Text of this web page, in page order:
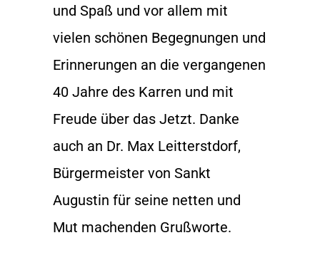
und Spaß und vor allem mit
vielen schönen Begegnungen und
Erinnerungen an die vergangenen
40 Jahre des Karren und mit
Freude über das Jetzt. Danke
auch an Dr. Max Leitterstdorf,
Bürgermeister von Sankt
Augustin für seine netten und
Mut machenden Grußworte.